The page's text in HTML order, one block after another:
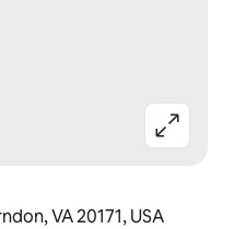
VA 20171, USA